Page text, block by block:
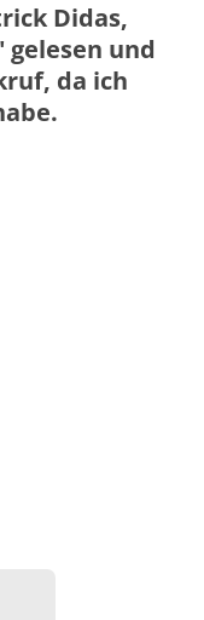
Didas,
und
da ich